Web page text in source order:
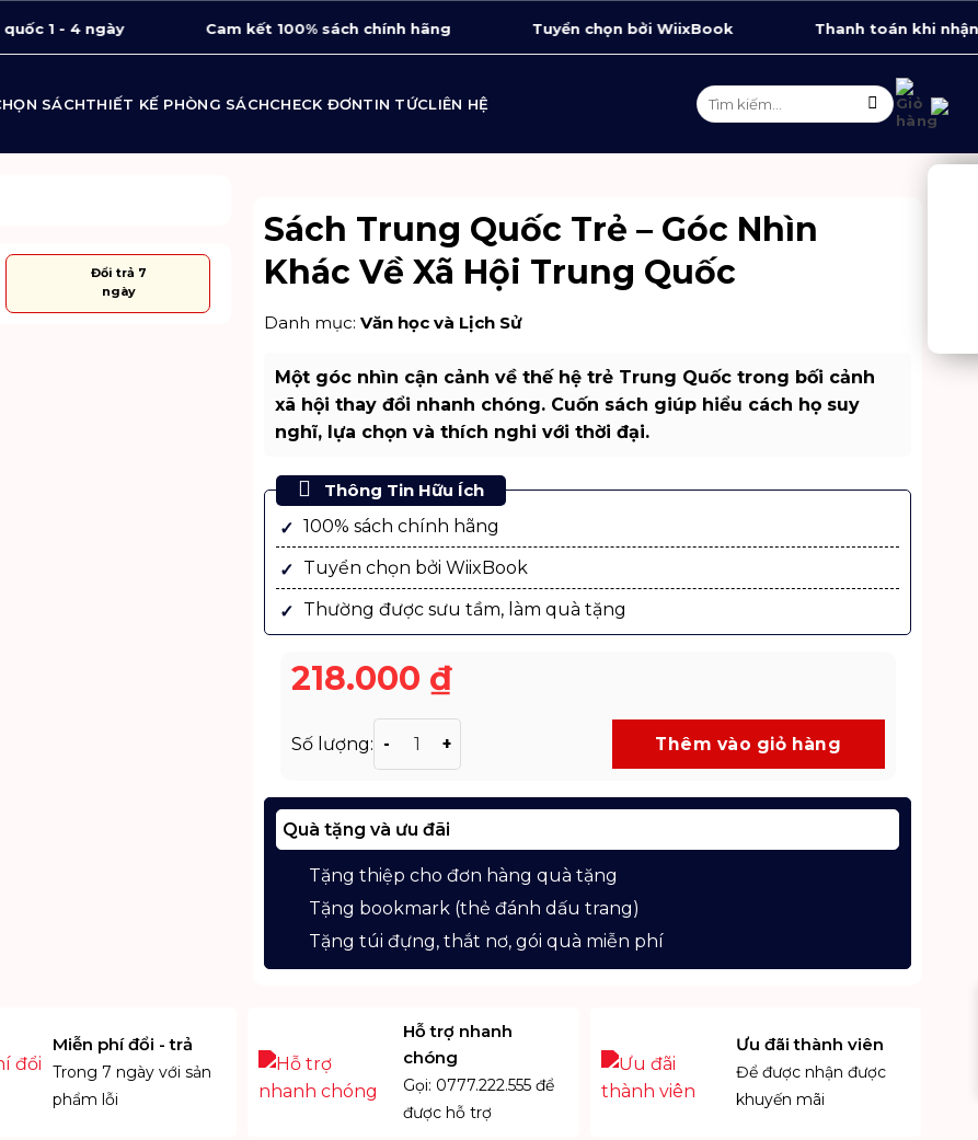
1 - 4 ngày Cam kết 100% sách chính hãng Tuyển chọn bởi WiixBook Thanh toán khi nhận
SÁCHTHIẾT KẾ PHÒNG SÁCHCHECK ĐƠNTIN TỨCLIÊN HỆ
Tìm
kiếm:
Đổi trả 7
ngày
Tặng thiệp & gói
Miễn phí vận
Thanh toán khi
Sách Trung Quốc Trẻ – Góc Nhìn
Khác Về Xã Hội Trung Quốc
Danh mục: Văn học và Lịch Sử
Một góc nhìn cận cảnh về thế hệ trẻ Trung Quốc trong bối cảnh
xã hội thay đổi nhanh chóng. Cuốn sách giúp hiểu cách họ suy
nghĩ, lựa chọn và thích nghi với thời đại.
Thông Tin Hữu Ích
100% sách chính hãng
Tuyển chọn bởi WiixBook
Thường được sưu tầm, làm quà tặng
218.000 ₫
Số lượng: Thêm vào giỏ hàng
Quà tặng và ưu đãi
Tặng thiệp cho đơn hàng quà tặng
Tặng bookmark (thẻ đánh dấu trang)
Tặng túi đựng, thắt nơ, gói quà miễn phí
Miễn phí đổi - trả
Trong 7 ngày với sản
phẩm lỗi
Hỗ trợ nhanh
chóng
Gọi: 0777.222.555 để
được hỗ trợ
Ưu đãi thành viên
Để được nhận được
khuyến mãi